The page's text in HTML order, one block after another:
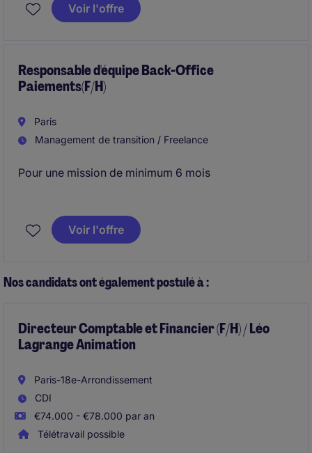
bâtiment, garantissant fiabilité et conformité.
Voir l'offre
Responsable d'équipe Back-Office
Paiements(F/H)
Paris
Management de transition / Freelance
Pour une mission de minimum 6 mois
Voir l'offre
Nos candidats ont également postulé à :
Directeur Comptable et Financier (F/H) / Léo
Lagrange Animation
Paris-18e-Arrondissement
CDI
€74.000 - €78.000 par an
Télétravail possible